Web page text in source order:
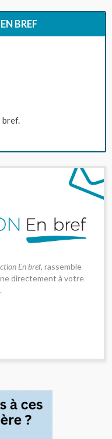
BREF
bref.
En bref, rassemble
directement à votre